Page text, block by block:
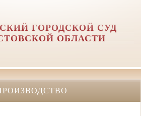
ГОРОДСКОЙ СУД
ОБЛАСТИ